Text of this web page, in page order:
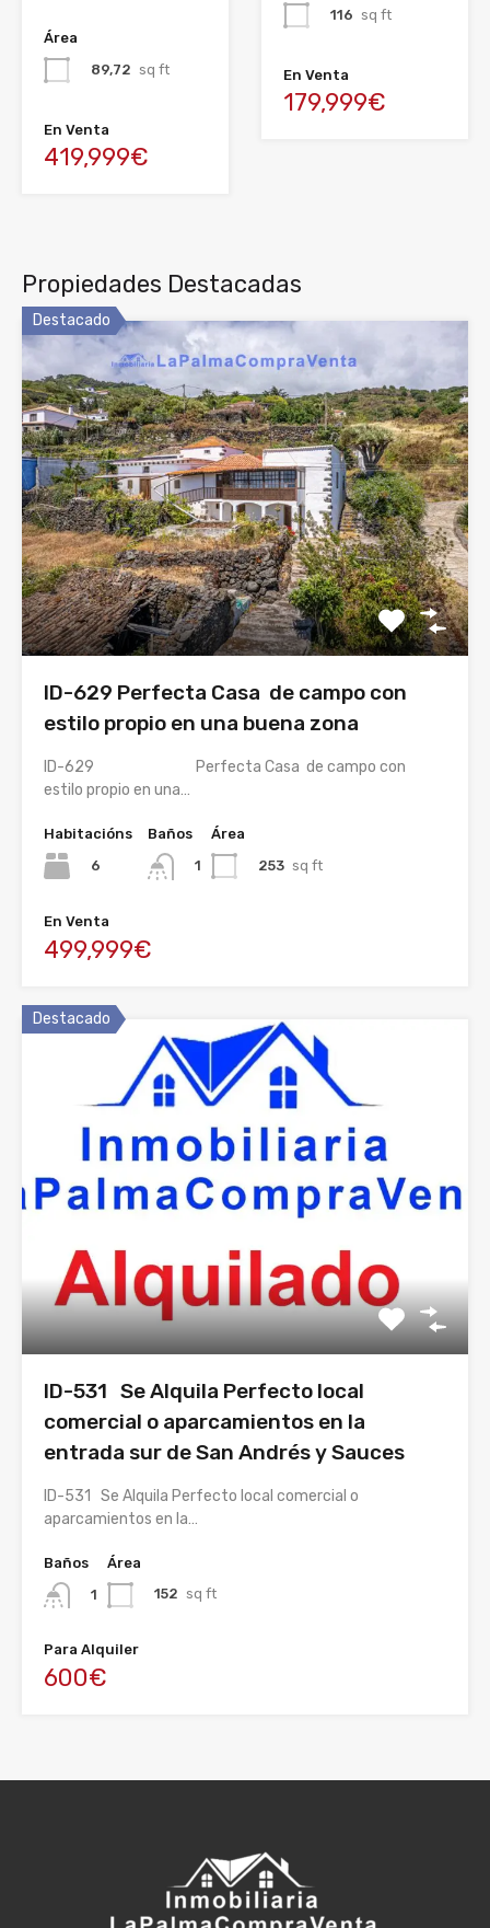
Área
89,72 sq ft
En Venta
419,999€
116 sq ft
En Venta
179,999€
Propiedades Destacadas
Destacado
ID-629 Perfecta Casa de campo con
estilo propio en una buena zona
ID-629 Perfecta Casa de campo con
estilo propio en una…
Habitacións
6
Baños
1
Área
253 sq ft
En Venta
499,999€
Destacado
ID-531 Se Alquila Perfecto local
comercial o aparcamientos en la
entrada sur de San Andrés y Sauces
ID-531 Se Alquila Perfecto local comercial o
aparcamientos en la…
Baños
1
Área
152 sq ft
Para Alquiler
600€